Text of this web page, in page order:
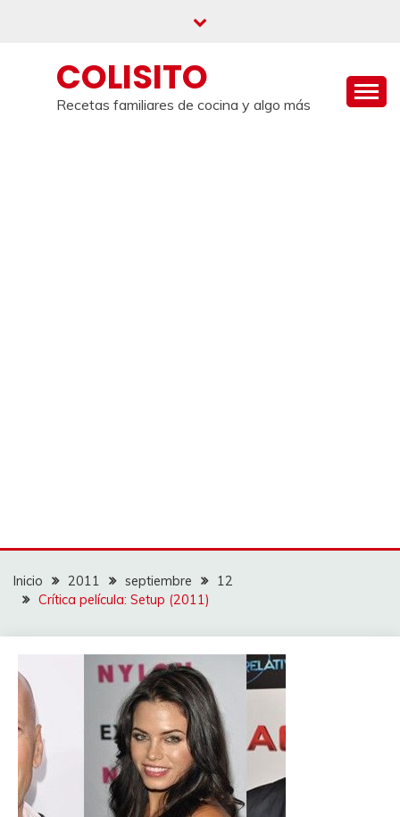
COLISITO
Recetas familiares de cocina y algo más
Inicio 2011 septiembre
12
Crítica película: Setup (2011)